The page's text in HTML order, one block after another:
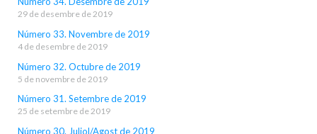
29 de desembre de 2019
Número 33. Novembre de 2019
4 de desembre de 2019
Número 32. Octubre de 2019
5 de novembre de 2019
Número 31. Setembre de 2019
25 de setembre de 2019
Número 30. Juliol/Agost de 2019